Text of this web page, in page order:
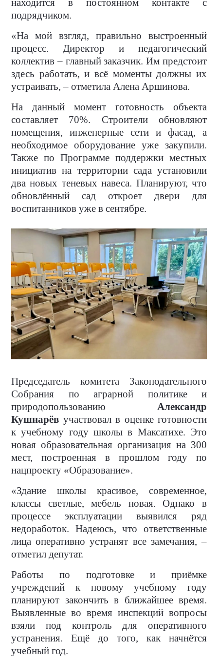
находится в постоянном контакте с
подрядчиком.
«На мой взгляд, правильно выстроенный
процесс. Директор и педагогический
коллектив – главный заказчик. Им предстоит
здесь работать, и всё моменты должны их
устраивать, – отметила Алена Аршинова.
На данный момент готовность объекта
составляет 70%. Строители обновляют
помещения, инженерные сети и фасад, а
необходимое оборудование уже закупили.
Также по Программе поддержки местных
инициатив на территории сада установили
два новых теневых навеса. Планируют, что
обновлённый сад откроет двери для
воспитанников уже в сентябре.
Председатель комитета Законодательного
Собрания по аграрной политике и
природопользованию Александр
Кушнарёв участвовал в оценке готовности
к учебному году школы в Максатихе. Это
новая образовательная организация на 300
мест, построенная в прошлом году по
нацпроекту «Образование».
«Здание школы красивое, современное,
классы светлые, мебель новая. Однако в
процессе эксплуатации выявился ряд
недоработок. Надеюсь, что ответственные
лица оперативно устранят все замечания, –
отметил депутат.
Работы по подготовке и приёмке
учреждений к новому учебному году
планируют закончить в ближайшее время.
Выявленные во время инспекций вопросы
взяли под контроль для оперативного
устранения. Ещё до того, как начнётся
учебный год.